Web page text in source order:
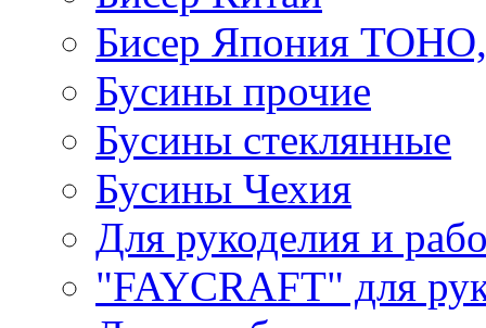
Бисер Япония
Бусины прочие
Бусины стеклянные
Бусины Чехия
Для рукоделия и
"FAYCRAFT" для